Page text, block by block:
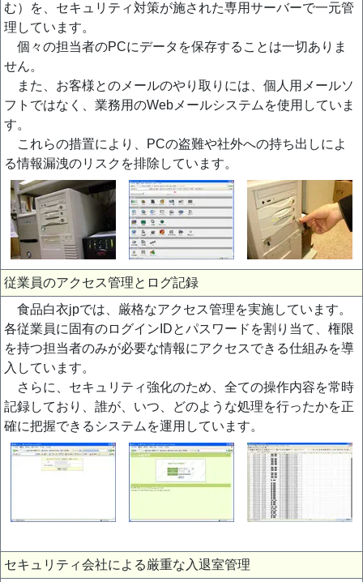
む）を、セキュリティ対策が施された専用サーバーで一元管
理しています。
個々の担当者のPCにデータを保存することは一切ありま
せん。
また、お客様とのメールのやり取りには、個人用メールソ
フトではなく、業務用のWebメールシステムを使用していま
す。
これらの措置により、PCの盗難や社外への持ち出しによ
る情報漏洩のリスクを排除しています。
従業員のアクセス管理とログ記録
食品白衣jpでは、厳格なアクセス管理を実施しています。
各従業員に固有のログインIDとパスワードを割り当て、権限
を持つ担当者のみが必要な情報にアクセスできる仕組みを導
入しています。
さらに、セキュリティ強化のため、全ての操作内容を常時
記録しており、誰が、いつ、どのような処理を行ったかを正
確に把握できるシステムを運用しています。
セキュリティ会社による厳重な入退室管理